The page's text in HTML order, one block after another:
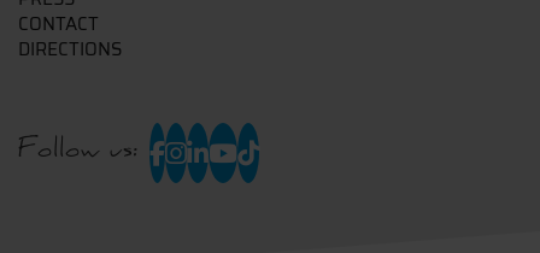
CONTACT
DIRECTIONS
Follow us: